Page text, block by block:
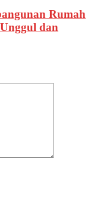
Rumah
dan